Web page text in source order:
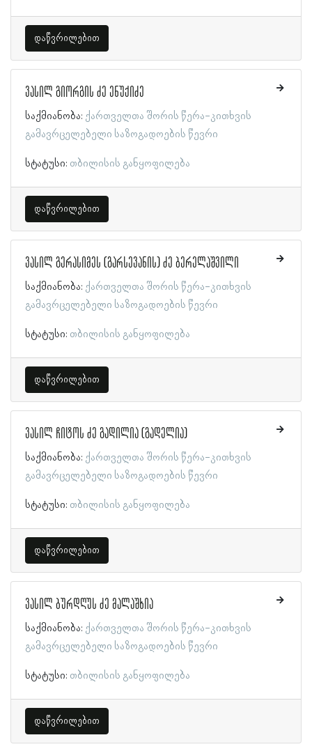
დაწვრილებით
ვასილ გიორგის ძე ენუქიძე
საქმიანობა: ქართველთა შორის წერა-კითხვის
გამავრცელებელი საზოგადოების წევრი
სტატუსი: თბილისის განყოფილება
დაწვრილებით
ვასილ გერასიმეს (გარსევანის) ძე ბერელაშვილი
საქმიანობა: ქართველთა შორის წერა-კითხვის
გამავრცელებელი საზოგადოების წევრი
სტატუსი: თბილისის განყოფილება
დაწვრილებით
ვასილ ჩიტოს ძე გადილია (გადელია)
საქმიანობა: ქართველთა შორის წერა-კითხვის
გამავრცელებელი საზოგადოების წევრი
სტატუსი: თბილისის განყოფილება
დაწვრილებით
ვასილ ბურდღუს ძე მალაშხია
საქმიანობა: ქართველთა შორის წერა-კითხვის
გამავრცელებელი საზოგადოების წევრი
სტატუსი: თბილისის განყოფილება
დაწვრილებით